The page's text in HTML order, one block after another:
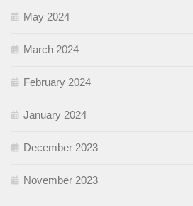
May 2024
March 2024
February 2024
January 2024
December 2023
November 2023